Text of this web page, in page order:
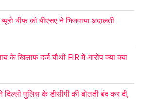
चीफ को बीएसए ने भिजवाया अदालती
के खिलाफ दर्ज चौथी FIR में आरोप क्या क्या
दिल्ली पुलिस के डीसीपी की बोलती बंद कर दी,